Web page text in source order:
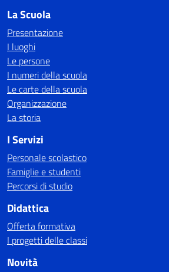
La Scuola
Presentazione
I luoghi
Le persone
I numeri della scuola
Le carte della scuola
Organizzazione
La storia
I Servizi
Personale scolastico
Famiglie e studenti
Percorsi di studio
Didattica
Offerta formativa
I progetti delle classi
Novità